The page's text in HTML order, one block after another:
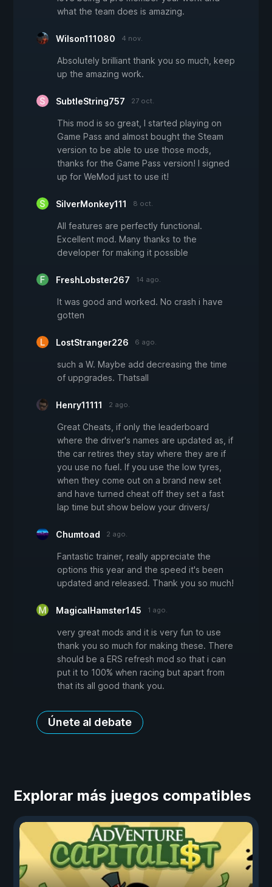
what the team does is amazing.
Wilson111080 4 nov.
Absolutely brilliant thank you so much, keep
up the amazing work.
SubtleString757 27 oct.
This mod is so great, I started playing on
Game Pass and almost bought the Steam
version to be able to use those mods,
thanks for the Game Pass version! I signed
up for WeMod just to use it!
SilverMonkey111 8 oct.
All features are perfectly functional.
Excellent mod. Many thanks to the
developer for making it possible
FreshLobster267 14 ago.
It was good and worked. No crash i have
gotten
LostStranger226 6 ago.
such a W. Maybe add decreasing the time
of uppgrades. Thatsall
Henry11111 2 ago.
Great Cheats, if only the leaderboard
where the driver's names are updated as, if
the car retires they stay where they are if
you use no fuel. If you use the low tyres,
when they come out on a brand new set
and have turned cheat off they set a fast
lap time but show below your drivers/
Chumtoad 2 ago.
Fantastic trainer, really appreciate the
options this year and the speed it's been
updated and released. Thank you so much!
MagicalHamster145 1 ago.
very great mods and it is very fun to use
thank you so much for making these. There
should be a ERS refresh mod so that i can
put it to 100% when racing but apart from
that its all good thank you.
Únete al debate
Explorar más juegos compatibles